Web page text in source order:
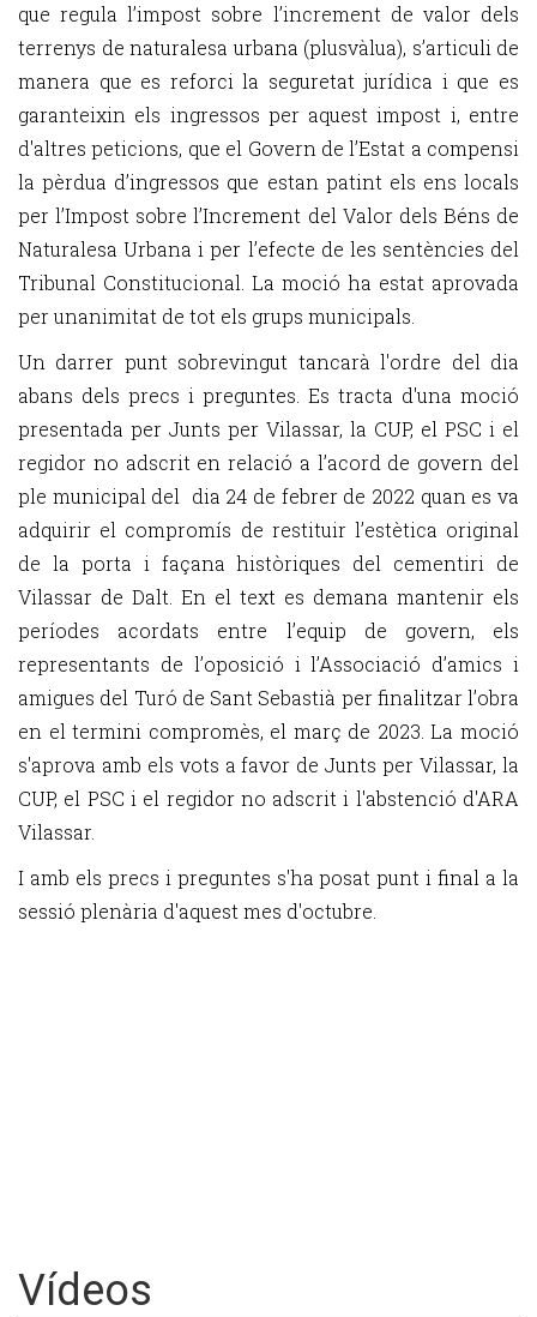
que regula l’impost sobre l’increment de valor dels
terrenys de naturalesa urbana (plusvàlua), s’articuli de
manera que es reforci la seguretat jurídica i que es
garanteixin els ingressos per aquest impost i, entre
d'altres peticions, que el Govern de l’Estat a compensi
la pèrdua d’ingressos que estan patint els ens locals
per l’Impost sobre l’Increment del Valor dels Béns de
Naturalesa Urbana i per l’efecte de les sentències del
Tribunal Constitucional. La moció ha estat aprovada
per unanimitat de tot els grups municipals.
Un darrer punt sobrevingut tancarà l'ordre del dia
abans dels precs i preguntes. Es tracta d'una moció
presentada per Junts per Vilassar, la CUP, el PSC i el
regidor no adscrit en relació a l’acord de govern del
ple municipal del dia 24 de febrer de 2022 quan es va
adquirir el compromís de restituir l’estètica original
de la porta i façana històriques del cementiri de
Vilassar de Dalt. En el text es demana mantenir els
períodes acordats entre l’equip de govern, els
representants de l’oposició i l’Associació d’amics i
amigues del Turó de Sant Sebastià per finalitzar l’obra
en el termini compromès, el març de 2023. La moció
s'aprova amb els vots a favor de Junts per Vilassar, la
CUP, el PSC i el regidor no adscrit i l'abstenció d'ARA
Vilassar.
I amb els precs i preguntes s'ha posat punt i final a la
sessió plenària d'aquest mes d'octubre.
Vídeos